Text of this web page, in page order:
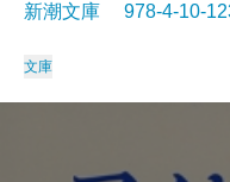
新潮文庫 978-4-10-
文庫